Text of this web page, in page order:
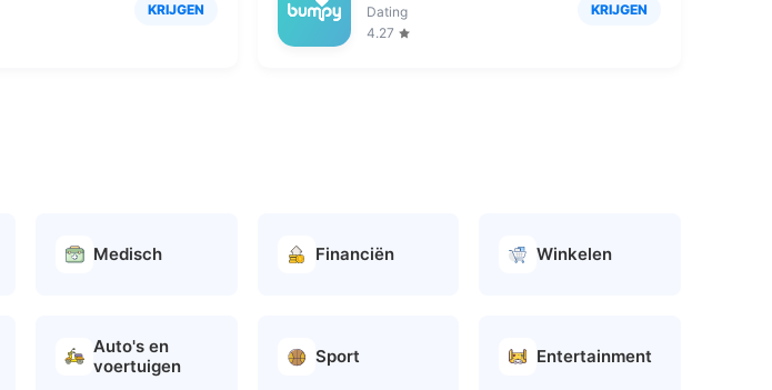
KRIJGEN
Dating
4.27
KRIJGEN
Medisch Financiën Winkelen
Auto's en
voertuigen
Sport Entertainment